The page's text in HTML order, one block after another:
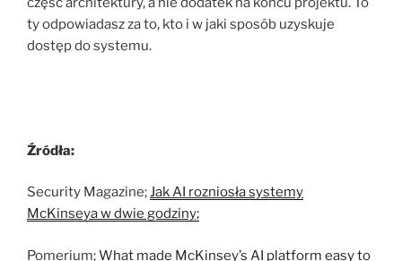
ty odpowiadasz za to, kto i w jaki sposób uzyskuje
dostęp do systemu.
Źródła:
Security Magazine;Jak AI rozniosła systemy
McKinseya w dwie godziny;
Pomerium;What made McKinsey’s AI platform easy to